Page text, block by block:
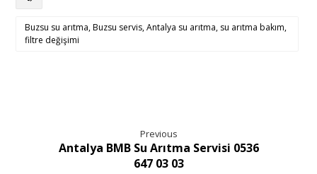
Buzsu su arıtma, Buzsu servis, Antalya su arıtma, su arıtma bakım,
filtre değişimi
Previous
Antalya BMB Su Arıtma Servisi 0536
647 03 03